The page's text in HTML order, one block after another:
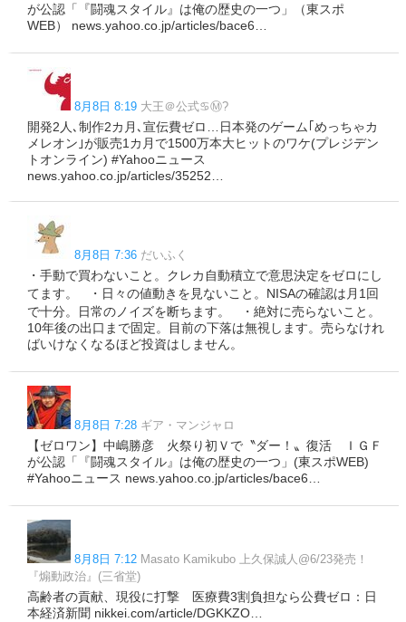
が公認「『闘魂スタイル』は俺の歴史の一つ」（東スポ
WEB） news.yahoo.co.jp/articles/bace6…
8月8日 8:19 大王＠公式♋Ⓜ️?
開発2人､制作2カ月､宣伝費ゼロ…日本発のゲーム｢めっちゃカ
メレオン｣が販売1カ月で1500万本大ヒットのワケ(プレジデン
トオンライン) #Yahooニュース
news.yahoo.co.jp/articles/35252…
8月8日 7:36 だいふく
・手動で買わないこと。クレカ自動積立で意思決定をゼロにし
てます。 ・日々の値動きを見ないこと。NISAの確認は月1回
で十分。日常のノイズを断ちます。 ・絶対に売らないこと。
10年後の出口まで固定。目前の下落は無視します。売らなけれ
ばいけなくなるほど投資はしません。
8月8日 7:28 ギア・マンジャロ
【ゼロワン】中嶋勝彦 火祭り初Ｖで〝ダー！〟復活 ＩＧＦ
が公認「『闘魂スタイル』は俺の歴史の一つ」(東スポWEB)
#Yahooニュース news.yahoo.co.jp/articles/bace6…
8月8日 7:12 Masato Kamikubo 上久保誠人@6/23発売！
『煽動政治』(三省堂)
高齢者の貢献、現役に打撃 医療費3割負担なら公費ゼロ：日
本経済新聞 nikkei.com/article/DGKKZO…